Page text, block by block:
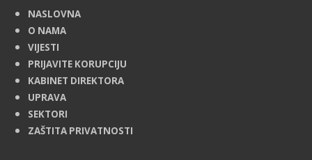
NASLOVNA
O NAMA
VIJESTI
PRIJAVITE KORUPCIJU
KABINET DIREKTORA
UPRAVA
SEKTORI
ZAŠTITA PRIVATNOSTI